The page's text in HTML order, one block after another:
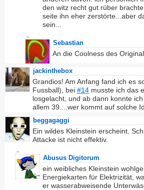
den witz recht gut rüber
seite ihn eher zerstörte...aber
sein...
Sebastian
An die Coolness des
jackinthebox
Grandios! Am Anfang fand ich es
Fussball), bei #14 musste ich das
losgelacht, und ab dann konnte
allem 39....wer kommt auf solche
beggagaggi
Ein wildes Kleinstein erscheint.
Attacke ist nicht effektiv.
Abusus Digitorum
ein weibliches Kleinstein
Energiekarten für Elektrizität,
er wasserabweisende